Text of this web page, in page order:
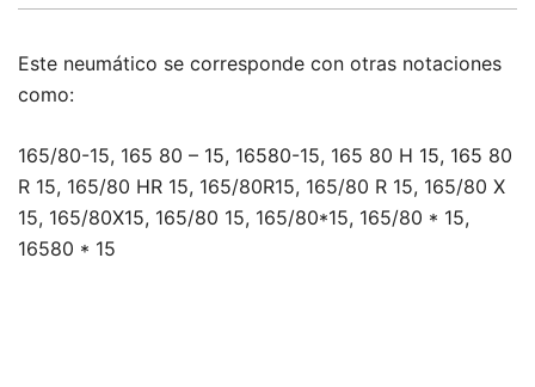
Este neumático se corresponde con otras notaciones
como:
165/80-15, 165 80 – 15, 16580-15, 165 80 H 15, 165 80
R 15, 165/80 HR 15, 165/80R15, 165/80 R 15, 165/80 X
15, 165/80X15, 165/80 15, 165/80*15, 165/80 * 15,
16580 * 15